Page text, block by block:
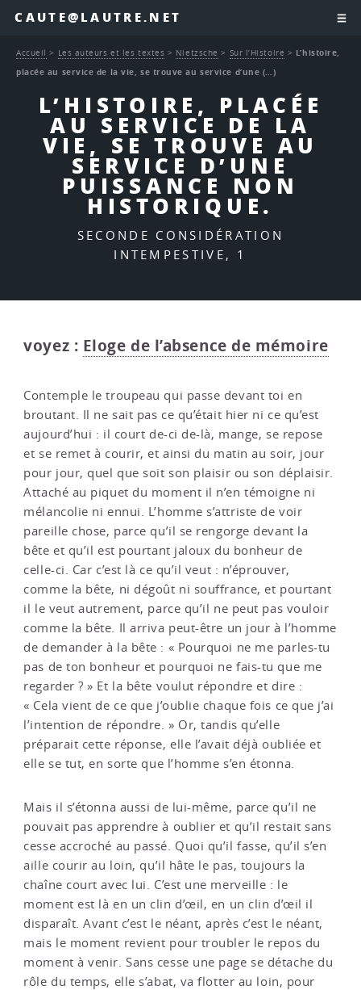
CAUTE@LAUTRE.NET
L’HISTOIRE, PLACÉE
AU SERVICE DE LA
VIE, SE TROUVE AU
SERVICE D’UNE
PUISSANCE NON
HISTORIQUE.
SECONDE CONSIDÉRATION
INTEMPESTIVE, 1
Accueil > Les auteurs et les textes > Nietzsche > Sur l’Histoire > L’histoire,
placée au service de la vie, se trouve au service d’une (…)
voyez : Eloge de l’absence de mémoire
Contemple le troupeau qui passe devant toi en
broutant. Il ne sait pas ce qu’était hier ni ce qu’est
aujourd’hui : il court de-ci de-là, mange, se repose
et se remet à courir, et ainsi du matin au soir, jour
pour jour, quel que soit son plaisir ou son déplaisir.
Attaché au piquet du moment il n’en témoigne ni
mélancolie ni ennui. L’homme s’attriste de voir
pareille chose, parce qu’il se rengorge devant la
bête et qu’il est pourtant jaloux du bonheur de
celle-ci. Car c’est là ce qu’il veut : n’éprouver,
comme la bête, ni dégoût ni souffrance, et pourtant
il le veut autrement, parce qu’il ne peut pas vouloir
comme la bête. Il arriva peut-être un jour à l’homme
de demander à la bête : « Pourquoi ne me parles-tu
pas de ton bonheur et pourquoi ne fais-tu que me
regarder ? » Et la bête voulut répondre et dire :
« Cela vient de ce que j’oublie chaque fois ce que j’ai
l’intention de répondre. » Or, tandis qu’elle
préparait cette réponse, elle l’avait déjà oubliée et
elle se tut, en sorte que l’homme s’en étonna.
Mais il s’étonna aussi de lui-même, parce qu’il ne
pouvait pas apprendre à oublier et qu’il restait sans
cesse accroché au passé. Quoi qu’il fasse, qu’il s’en
aille courir au loin, qu’il hâte le pas, toujours la
chaîne court avec lui. C’est une merveille : le
moment est là en un clin d’œil, en un clin d’œil il
disparaît. Avant c’est le néant, après c’est le néant,
mais le moment revient pour troubler le repos du
moment à venir. Sans cesse une page se détache du
rôle du temps, elle s’abat, va flotter au loin, pour